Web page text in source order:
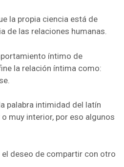
la propia ciencia está de
de las relaciones humanas.
íntimo de
la relación íntima como:
palabra intimidad del latín
muy interior, por eso algunos
deseo de compartir con otro